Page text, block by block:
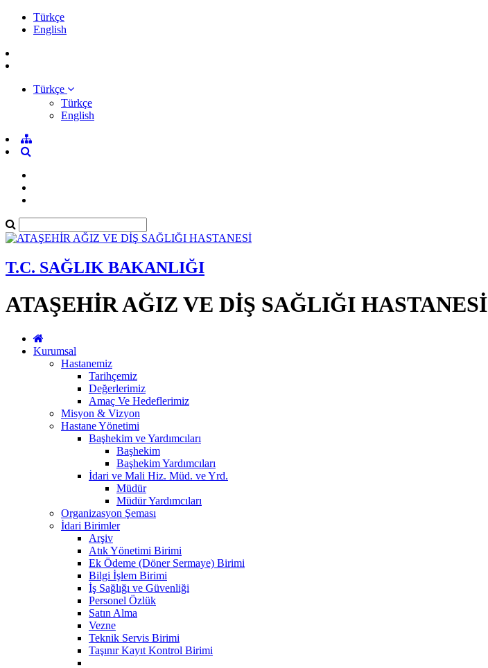
Türkçe
English
Türkçe
Türkçe
English
T.C. SAĞLIK BAKANLIĞI
ATAŞEHİR AĞIZ VE DİŞ SAĞLIĞI HASTANESİ
Kurumsal
Hastanemiz
Tarihçemiz
Değerlerimiz
Amaç Ve Hedeflerimiz
Misyon & Vizyon
Hastane Yönetimi
Başhekim ve Yardımcıları
Başhekim
Başhekim Yardımcıları
İdari ve Mali Hiz. Müd. ve Yrd.
Müdür
Müdür Yardımcıları
Organizasyon Şeması
İdari Birimler
Arşiv
Atık Yönetimi Birimi
Ek Ödeme (Döner Sermaye) Birimi
Bilgi İşlem Birimi
İş Sağlığı ve Güvenliği
Personel Özlük
Satın Alma
Vezne
Teknik Servis Birimi
Taşınır Kayıt Kontrol Birimi